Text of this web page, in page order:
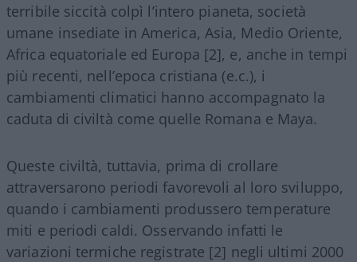
terribile siccità colpì l’intero pianeta, società
umane insediate in America, Asia, Medio Oriente,
Africa equatoriale ed Europa [2], e, anche in tempi
più recenti, nell’epoca cristiana (e.c.), i
cambiamenti climatici hanno accompagnato la
caduta di civiltà come quelle Romana e Maya.
Queste civiltà, tuttavia, prima di crollare
attraversarono periodi favorevoli al loro sviluppo,
quando i cambiamenti produssero temperature
miti e periodi caldi. Osservando infatti le
variazioni termiche registrate [2] negli ultimi 2000